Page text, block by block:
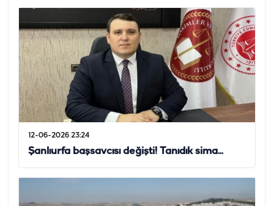
12-06-2026 23:24
Şanlıurfa başsavcısı değişti! Tanıdık sima...